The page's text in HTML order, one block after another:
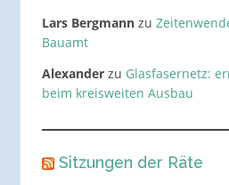
Lars Bergmannzu
Bauamt
Alexanderzu Glasfasernetz:
beim kreisweiten Ausbau
Sitzungen der Räte